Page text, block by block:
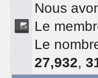
Nous
Le
Le
27,932,